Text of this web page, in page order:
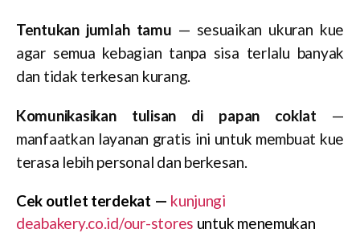
Tentukan jumlah tamu — sesuaikan ukuran kue
agar semua kebagian tanpa sisa terlalu banyak
dan tidak terkesan kurang.
Komunikasikan tulisan di papan coklat —
manfaatkan layanan gratis ini untuk membuat kue
terasa lebih personal dan berkesan.
Cek outlet terdekat — kunjungi
deabakery.co.id/our-stores untuk menemukan